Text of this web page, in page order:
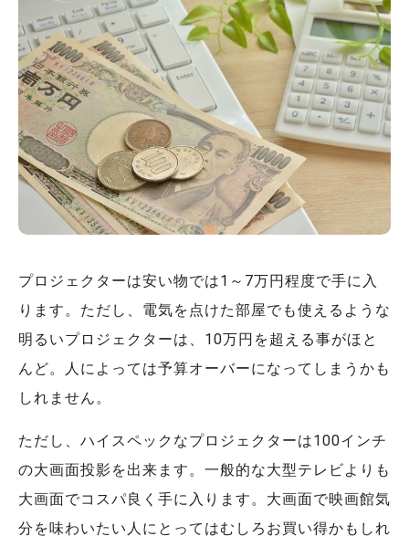
プロジェクターは安い物では1～7万円程度で手に入
ります。ただし、電気を点けた部屋でも使えるような
明るいプロジェクターは、10万円を超える事がほと
んど。人によっては予算オーバーになってしまうかも
しれません。
ただし、ハイスペックなプロジェクターは100インチ
の大画面投影を出来ます。一般的な大型テレビよりも
大画面でコスパ良く手に入ります。大画面で映画館気
分を味わいたい人にとってはむしろお買い得かもしれ